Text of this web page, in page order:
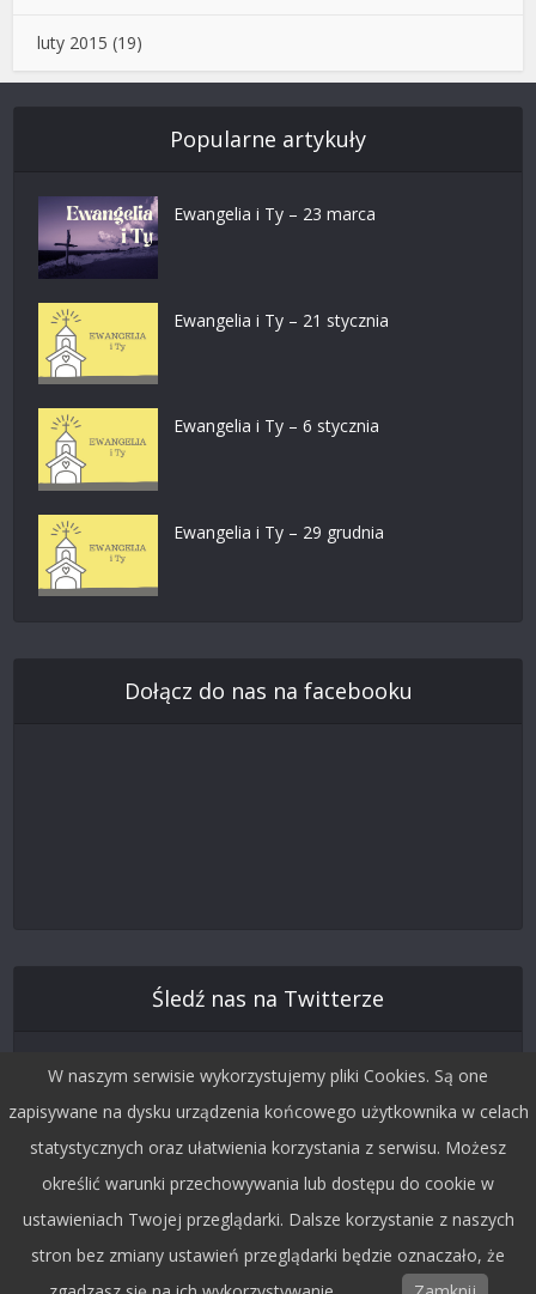
luty 2015 (19)
Popularne artykuły
Ewangelia i Ty – 23 marca
Ewangelia i Ty – 21 stycznia
Ewangelia i Ty – 6 stycznia
Ewangelia i Ty – 29 grudnia
Dołącz do nas na facebooku
Śledź nas na Twitterze
Copyright © 2015 by Dobra Fala.
W naszym serwisie wykorzystujemy pliki Cookies. Są one
zapisywane na dysku urządzenia końcowego użytkownika w celach
statystycznych oraz ułatwienia korzystania z serwisu. Możesz
określić warunki przechowywania lub dostępu do cookie w
ustawieniach Twojej przeglądarki. Dalsze korzystanie z naszych
stron bez zmiany ustawień przeglądarki będzie oznaczało, że